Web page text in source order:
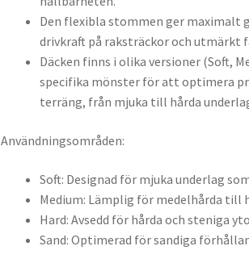
Den flexibla stommen ger maximalt
drivkraft på raksträckor och utmärkt
Däcken finns i olika versioner (Soft,
specifika mönster för att optimera
terräng, från mjuka till hårda
Användningsområden:
Soft: Designad för mjuka underlag
Medium: Lämplig för medelhårda till
Hard: Avsedd för hårda och steniga
Sand: Optimerad för sandiga